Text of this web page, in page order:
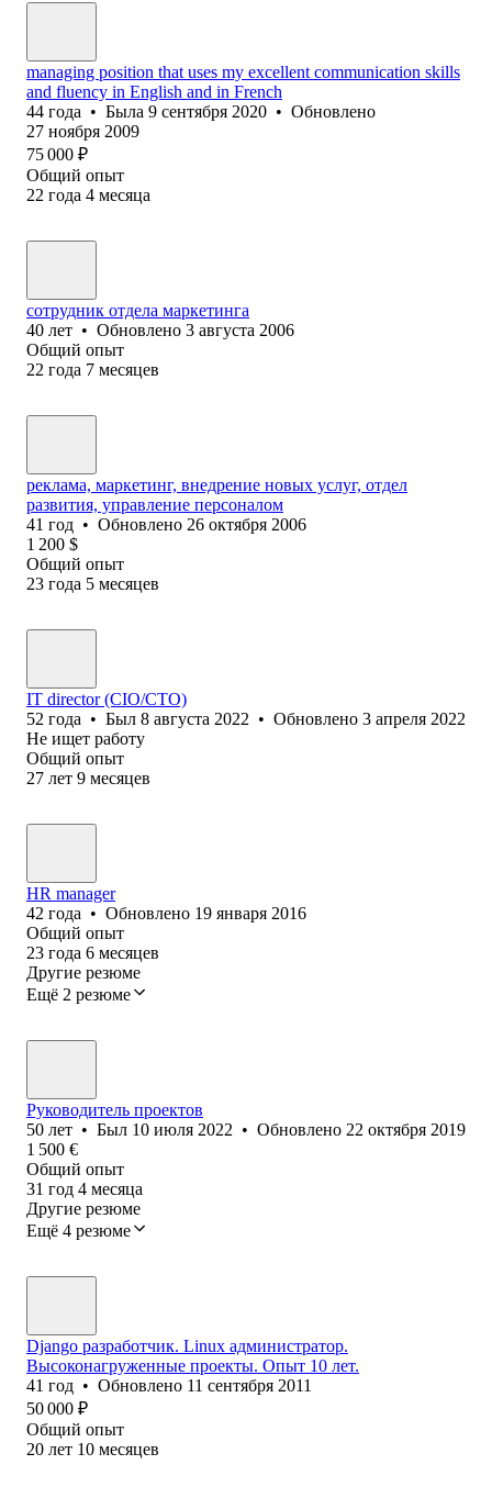
managing position that uses my excellent communication skills
and fluency in English and in French
44 года • Была 9 сентября 2020 • Обновлено
27 ноября 2009
75 000 ₽
Общий опыт
22 года 4 месяца
сотрудник отдела маркетинга
40 лет • Обновлено 3 августа 2006
Общий опыт
22 года 7 месяцев
реклама, маркетинг, внедрение новых услуг, отдел
развития, управление персоналом
41 год • Обновлено 26 октября 2006
1 200 $
Общий опыт
23 года 5 месяцев
IT director (CIO/CTO)
52 года • Был 8 августа 2022 • Обновлено 3 апреля 2022
Не ищет работу
Общий опыт
27 лет 9 месяцев
HR manager
42 года • Обновлено 19 января 2016
Общий опыт
23 года 6 месяцев
Другие резюме
Ещё 2 резюме
Руководитель проектов
50 лет • Был 10 июля 2022 • Обновлено 22 октября 2019
1 500 €
Общий опыт
31 год 4 месяца
Другие резюме
Ещё 4 резюме
Django разработчик. Linux администратор.
Высоконагруженные проекты. Опыт 10 лет.
41 год • Обновлено 11 сентября 2011
50 000 ₽
Общий опыт
20 лет 10 месяцев